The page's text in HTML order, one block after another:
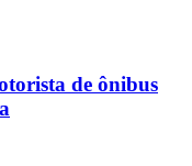
de ônibus